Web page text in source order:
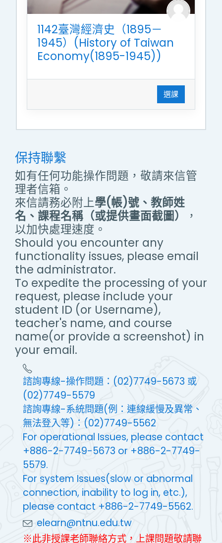
1142臺灣經濟史（1895－
1945）(History of Taiwan
Economy(1895-1945))
選課
保持聯繫
如有任何功能操作問題，敬請來信管
理者信箱。
來信請務必附上學(帳)號、教師姓
名、課程名稱（或提供畫面截圖）
，
以加快處理速度。
Should you encounter any
functionality issues, please email
the administrator.
To expedite the processing of your
request, please include your
student ID (or Username),
teacher's name, and course
name(or provide a screenshot) in
your email.
諮詢專線-操作問題：(02)7749-5673 或
(02)7749-5579
諮詢專線-系統問題(例：連線緩慢及異常、
無法登入等)：(02)7749-5562
For operational Issues, please contact
+886-2-7749-5673 or +886-2-7749-
5579.
For system Issues(slow or abnormal
connection, inability to log in, etc.),
please contact +886-2-7749-5562.
elearn@ntnu.edu.tw
※此非授課老師聯絡方式，上課問題敬請聯